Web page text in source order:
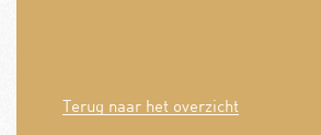
Terug naar het overzicht